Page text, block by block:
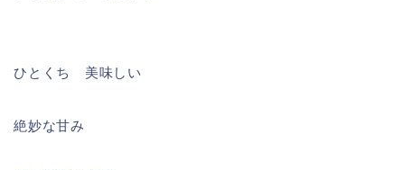
ひとくち 美味しい
絶妙な甘み